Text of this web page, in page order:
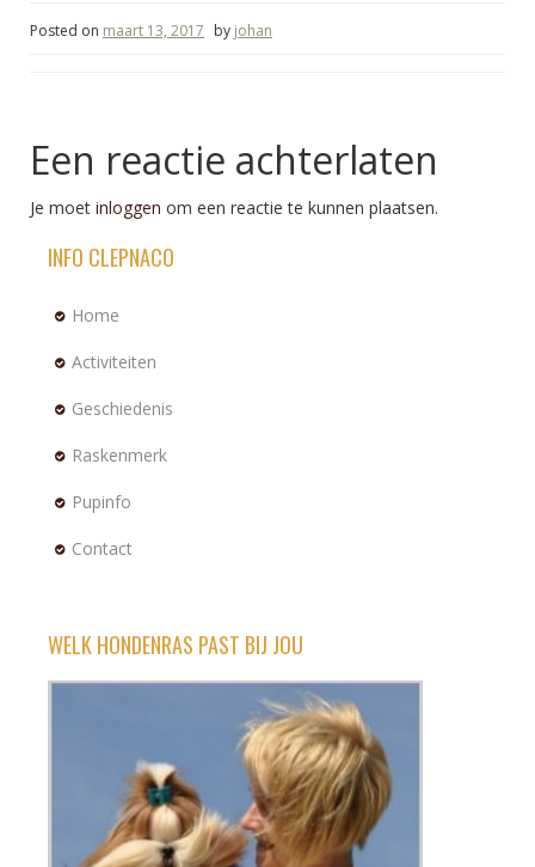
Posted on maart 13, 2017 by johan
Een reactie achterlaten
Je moet inloggen om een reactie te kunnen plaatsen.
INFO CLEPNACO
Home
Activiteiten
Geschiedenis
Raskenmerk
Pupinfo
Contact
WELK HONDENRAS PAST BIJ JOU